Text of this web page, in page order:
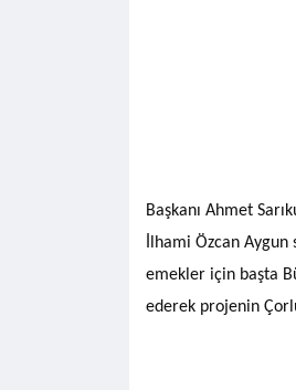
Başkanı Ahmet
İlhami Özcan
emekler için başta
ederek projenin